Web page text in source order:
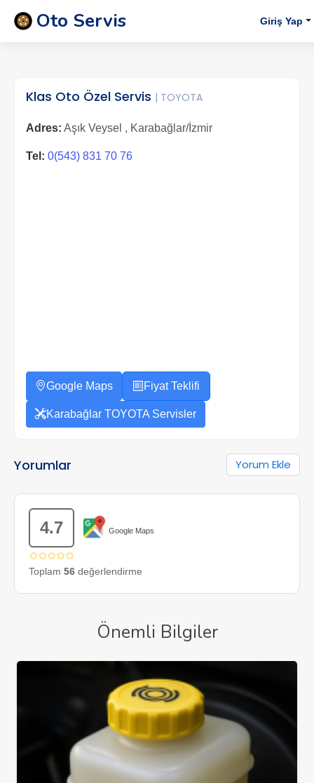
Oto Servis Giriş Yap
Klas Oto Özel Servis | TOYOTA
Adres: Aşık Veysel , Karabağlar/İzmir
Tel: 0(543) 831 70 76
Google Maps Fiyat Teklifi
Karabağlar TOYOTA Servisler
Yorumlar Yorum Ekle
4.7 Google Maps
✩✩✩✩✩
Toplam 56 değerlendirme
Önemli Bilgiler